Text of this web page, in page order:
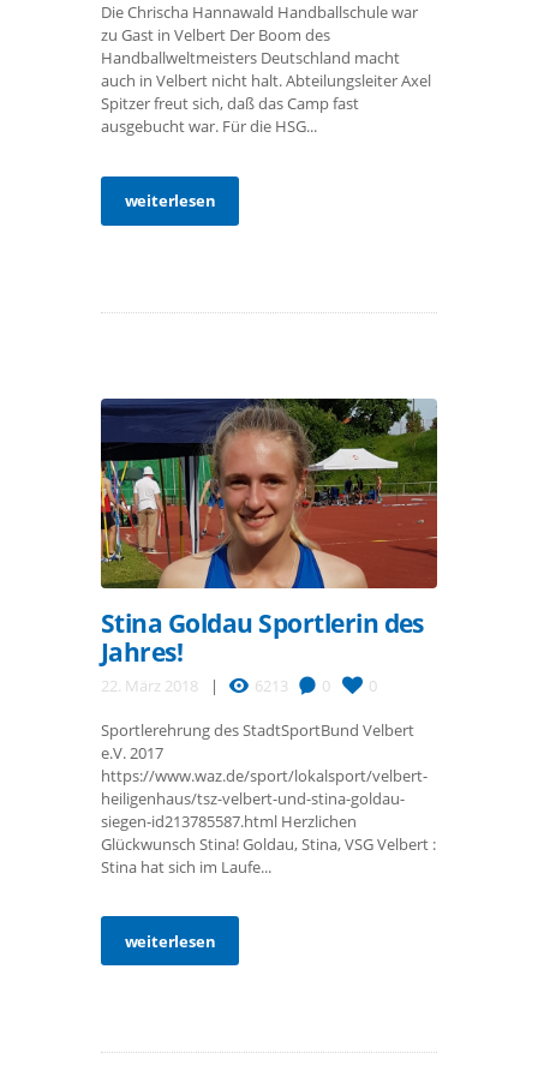
Die Chrischa Hannawald Handballschule war
zu Gast in Velbert Der Boom des
Handballweltmeisters Deutschland macht
auch in Velbert nicht halt. Abteilungsleiter Axel
Spitzer freut sich, daß das Camp fast
ausgebucht war. Für die HSG...
weiterlesen
Stina Goldau Sportlerin des
Jahres!
22. März 2018 6213 0 0
Sportlerehrung des StadtSportBund Velbert
e.V. 2017
https://www.waz.de/sport/lokalsport/velbert-
heiligenhaus/tsz-velbert-und-stina-goldau-
siegen-id213785587.html Herzlichen
Glückwunsch Stina! Goldau, Stina, VSG Velbert :
Stina hat sich im Laufe...
weiterlesen